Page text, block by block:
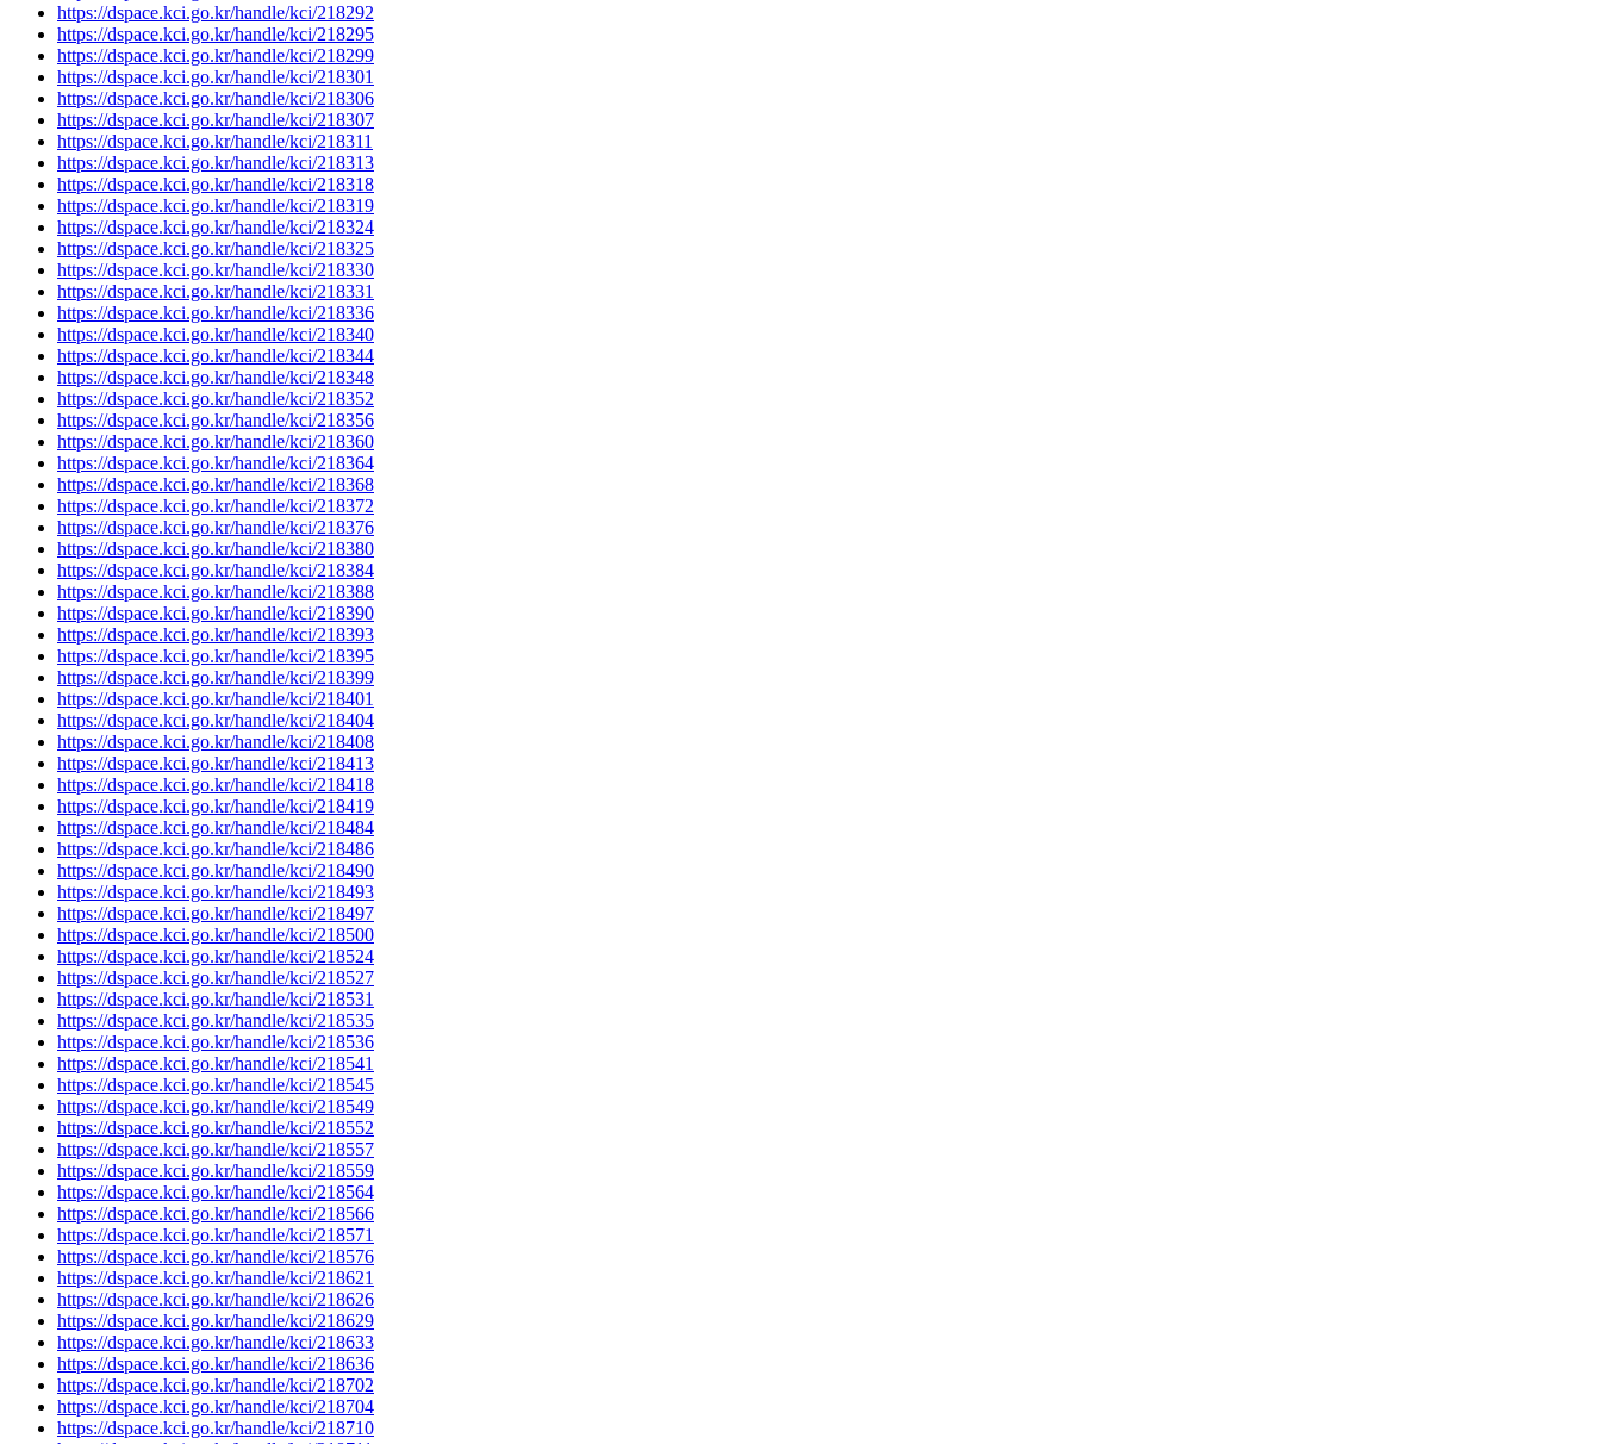
https://dspace.kci.go.kr/handle/kci/218292
https://dspace.kci.go.kr/handle/kci/218295
https://dspace.kci.go.kr/handle/kci/218299
https://dspace.kci.go.kr/handle/kci/218301
https://dspace.kci.go.kr/handle/kci/218306
https://dspace.kci.go.kr/handle/kci/218307
https://dspace.kci.go.kr/handle/kci/218311
https://dspace.kci.go.kr/handle/kci/218313
https://dspace.kci.go.kr/handle/kci/218318
https://dspace.kci.go.kr/handle/kci/218319
https://dspace.kci.go.kr/handle/kci/218324
https://dspace.kci.go.kr/handle/kci/218325
https://dspace.kci.go.kr/handle/kci/218330
https://dspace.kci.go.kr/handle/kci/218331
https://dspace.kci.go.kr/handle/kci/218336
https://dspace.kci.go.kr/handle/kci/218340
https://dspace.kci.go.kr/handle/kci/218344
https://dspace.kci.go.kr/handle/kci/218348
https://dspace.kci.go.kr/handle/kci/218352
https://dspace.kci.go.kr/handle/kci/218356
https://dspace.kci.go.kr/handle/kci/218360
https://dspace.kci.go.kr/handle/kci/218364
https://dspace.kci.go.kr/handle/kci/218368
https://dspace.kci.go.kr/handle/kci/218372
https://dspace.kci.go.kr/handle/kci/218376
https://dspace.kci.go.kr/handle/kci/218380
https://dspace.kci.go.kr/handle/kci/218384
https://dspace.kci.go.kr/handle/kci/218388
https://dspace.kci.go.kr/handle/kci/218390
https://dspace.kci.go.kr/handle/kci/218393
https://dspace.kci.go.kr/handle/kci/218395
https://dspace.kci.go.kr/handle/kci/218399
https://dspace.kci.go.kr/handle/kci/218401
https://dspace.kci.go.kr/handle/kci/218404
https://dspace.kci.go.kr/handle/kci/218408
https://dspace.kci.go.kr/handle/kci/218413
https://dspace.kci.go.kr/handle/kci/218418
https://dspace.kci.go.kr/handle/kci/218419
https://dspace.kci.go.kr/handle/kci/218484
https://dspace.kci.go.kr/handle/kci/218486
https://dspace.kci.go.kr/handle/kci/218490
https://dspace.kci.go.kr/handle/kci/218493
https://dspace.kci.go.kr/handle/kci/218497
https://dspace.kci.go.kr/handle/kci/218500
https://dspace.kci.go.kr/handle/kci/218524
https://dspace.kci.go.kr/handle/kci/218527
https://dspace.kci.go.kr/handle/kci/218531
https://dspace.kci.go.kr/handle/kci/218535
https://dspace.kci.go.kr/handle/kci/218536
https://dspace.kci.go.kr/handle/kci/218541
https://dspace.kci.go.kr/handle/kci/218545
https://dspace.kci.go.kr/handle/kci/218549
https://dspace.kci.go.kr/handle/kci/218552
https://dspace.kci.go.kr/handle/kci/218557
https://dspace.kci.go.kr/handle/kci/218559
https://dspace.kci.go.kr/handle/kci/218564
https://dspace.kci.go.kr/handle/kci/218566
https://dspace.kci.go.kr/handle/kci/218571
https://dspace.kci.go.kr/handle/kci/218576
https://dspace.kci.go.kr/handle/kci/218621
https://dspace.kci.go.kr/handle/kci/218626
https://dspace.kci.go.kr/handle/kci/218629
https://dspace.kci.go.kr/handle/kci/218633
https://dspace.kci.go.kr/handle/kci/218636
https://dspace.kci.go.kr/handle/kci/218702
https://dspace.kci.go.kr/handle/kci/218704
https://dspace.kci.go.kr/handle/kci/218710